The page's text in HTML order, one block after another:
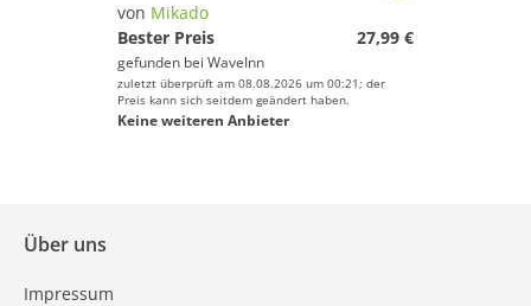
von Mikado
Bester Preis
27,99 €
gefunden bei WaveInn
zuletzt überprüft am 08.08.2026 um 00:21; der
Preis kann sich seitdem geändert haben.
Keine weiteren Anbieter
Über uns
Impressum